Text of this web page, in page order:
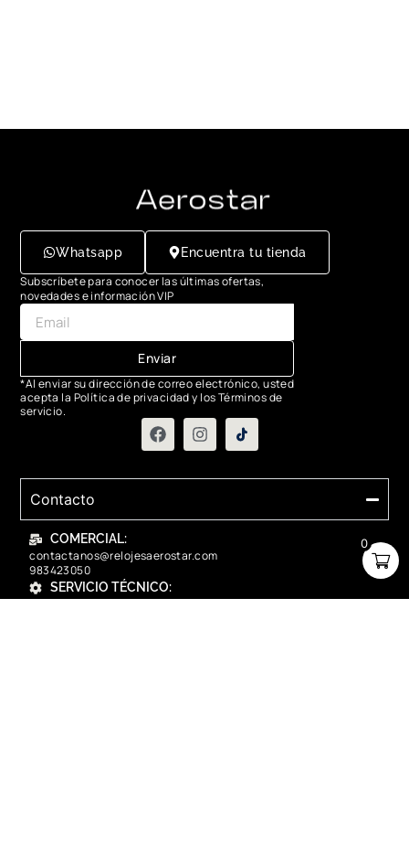
0
Whatsapp Encuentra tu tienda
Subscríbete para conocer las últimas ofertas,
novedades e información VIP
Enviar
*Al enviar su dirección de correo electrónico, usted
acepta la Política de privacidad y los Términos de
servicio.
Contacto
COMERCIAL:
contactanos@relojesaerostar.com
983423050
SERVICIO TÉCNICO: